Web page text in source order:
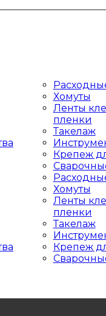
Хомуты
Ленты
пленки
Такелаж
Крепеж
Хомуты
Ленты
пленки
Такелаж
Крепеж